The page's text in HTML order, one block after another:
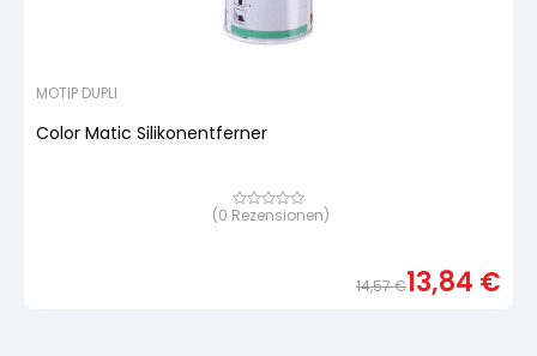
MOTIP DUPLI
Color Matic Silikonentferner
Bewertet
(0 Rezensionen)
14,57€13,84 €